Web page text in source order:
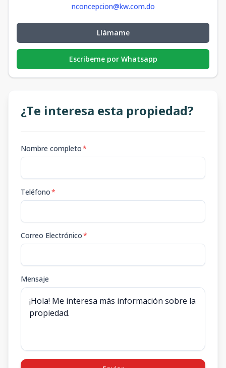
nconcepcion@kw.com.do
Llámame
Escribeme por Whatsapp
¿Te interesa esta propiedad?
Nombre completo*
Teléfono*
Correo Electrónico*
Mensaje